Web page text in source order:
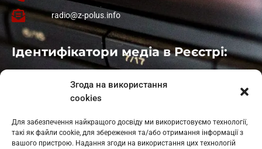
Згода на використання
cookies
Для забезпечення найкращого досвіду ми використовуємо технології,
такі як файли cookie, для збереження та/або отримання інформації з
вашого пристрою. Надання згоди на використання цих технологій
radio@z-polus.info
Ідентифікатори медіа в Реєстрі:
: L11-01410
: L11-01801
Косів: L11-01805
Гарасимів: L11-02274